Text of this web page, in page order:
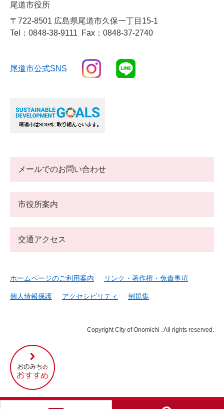
尾
道
市
の
す
尾道市役所
〒722-8501 広島県尾道市久保一丁目15-1
Tel：0848-38-9111
Fax：0848-37-2740
尾道市公式SNS
メールでのお問い合わせ
市役所案内
交通アクセス
ホームページのご利用案内 リンク・著作権・免責事項
個人情報保護 アクセシビリティ 例規集
Copyright City of Onomichi . All rights reserved.